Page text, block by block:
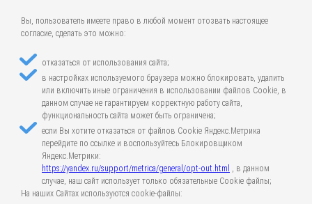
Вы, пользователь имеете право в любой момент отозвать настоящее
согласие, сделать это можно:
отказаться от использования сайта;
в настройках используемого браузера можно блокировать, удалить
или включить иные ограничения в использовании файлов Cookie, в
данном случае не гарантируем корректную работу сайта,
функциональность сайта может быть ограничена;
если Вы хотите отказаться от файлов Cookie Яндекс.Метрика
перейдите по ссылке и воспользуйтесь Блокировщиком
Яндекс.Метрики:
https://yandex.ru/support/metrica/general/opt-out.html , в данном
случае, наш сайт использует только обязательные Cookie файлы;
На наших Сайтах используются cookie-файлы: